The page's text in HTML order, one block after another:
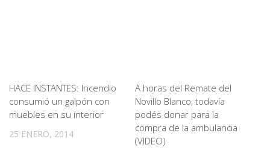
HACE INSTANTES: Incendio
consumió un galpón con
muebles en su interior
25 ENERO, 2014
A horas del Remate del
Novillo Blanco, todavía
podés donar para la
compra de la ambulancia
(VIDEO)